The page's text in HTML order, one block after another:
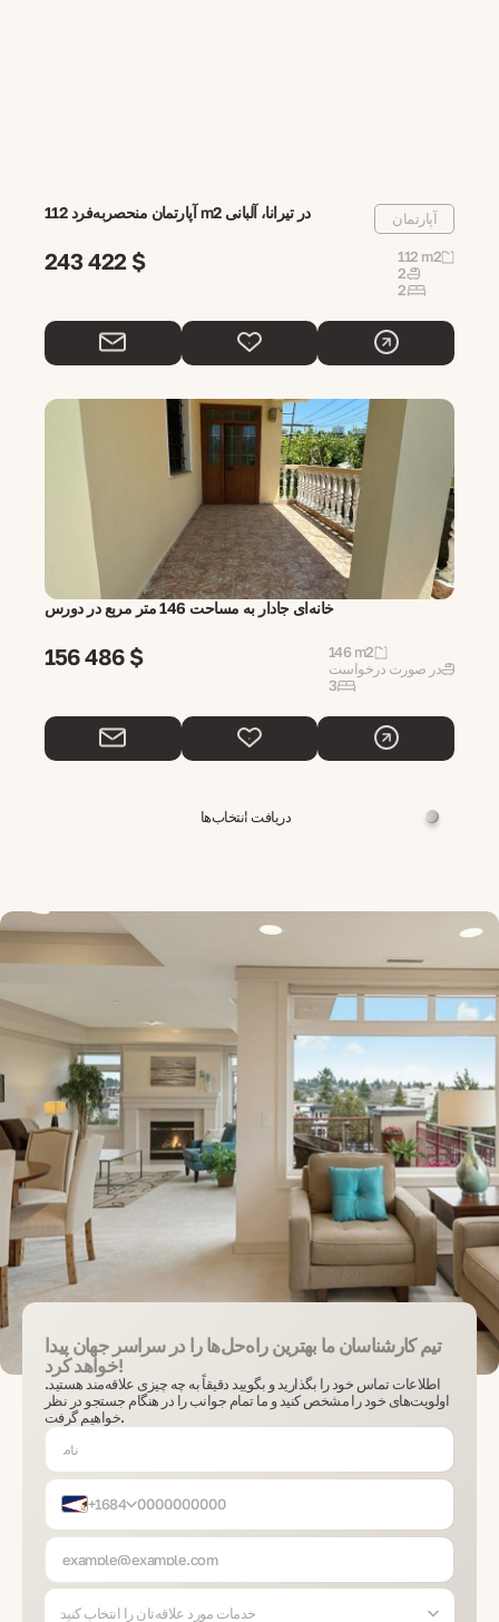
آپارتمان منحصر‌به‌فرد 112 m2 در تیرانا، آلبانی آپارتمان
243 422 $
112 m2
2
2
خانه‌ای جادار به مساحت 146 متر مربع در دورس
156 486 $
146 m2
در صورت درخواست
3
دریافت انتخاب‌ها
تیم کارشناسان ما بهترین راه‌حل‌ها را در سراسر جهان پیدا
خواهد کرد!
اطلاعات تماس خود را بگذارید و بگویید دقیقاً به چه چیزی علاقه‌مند هستید.
اولویت‌های خود را مشخص کنید و ما تمام جوانب را در هنگام جستجو در نظر
خواهیم گرفت.
+1684
خدمات مورد علاقه‌تان را انتخاب کنید